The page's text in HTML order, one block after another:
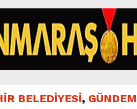
45 Milyonluk Yol Yatırımını
İkinci Etap Nefes Kesti.
Son Kat Asfalt Serimini
Murat Caddesi’ni Asfalta Hazırlıyor.
Zakkum Damgası.
BELEDİYESİ, GÜNDEM